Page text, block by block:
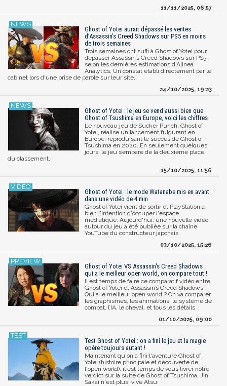
11/11/2025, 06:57
Ghost of Yotei aurait dépassé les ventes
d’Assassin’s Creed Shadows sur PS5 en moins
de trois semaines
Trois semaines ont suffi à Ghost of Yotei pour
dépasser Assassin’s Creed Shadows sur PS5,
selon les dernières estimations d’Alinea
Analytics. Un constat établi directement par le
cabinet lors d'une prise de parole sur leur site.
24/10/2025, 19:23
Ghost of Yotei : le jeu se vend aussi bien que
Ghost of Tsushima en Europe, voici les chiffres
Le nouveau jeu de Sucker Punch, Ghost of
Yotei, réalise un lancement fulgurant en
Europe, reproduisant le succès de Ghost of
Tsushima en 2020. En seulement quelques
jours, le jeu s’empare de la deuxième place
du classement.
15/10/2025, 11:56
Ghost of Yotei : le mode Watanabe mis en avant
dans une vidéo de 4 min
Ghost of Yotei vient de sortir et PlayStation a
bien l'intention d'occuper l'espace
médiatique. Aujourd'hui, une nouvelle vidéo
autour du jeu a été publiée sur la chaîne
YouTube du constructeur japonais.
03/10/2025, 15:26
Ghost of Yotei VS Assassin's Creed Shadows :
qui a le meilleur open world, on compare tout !
Il est temps de faire ce comparatif vidéo entre
Ghost of Yotei et Assassin’s Creed Shadows.
Qui a le meilleur open world ? On va comparer
les graphismes, les animations, le système de
combat, l’IA, le cheval, et tous les détails.
01/10/2025, 09:00
Test Ghost of Yotei : on a fini le jeu et la magie
opère toujours autant !
Maintenant qu'on a fini l'aventure Ghost of
Yotei (histoire principale et découverte de
l'open world), il est temps de vous livrer notre
verdict sur la suite de Ghost of Tsushima. Jin
Sakai n'est plus, vive Atsu.